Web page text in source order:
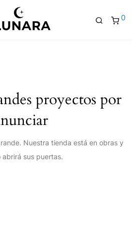
0
proyectos por
Nuestra tienda está en obras y
abrirá sus puertas.